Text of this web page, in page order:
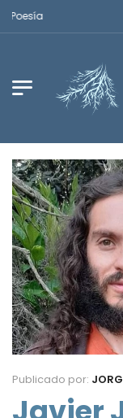
Publicado por: